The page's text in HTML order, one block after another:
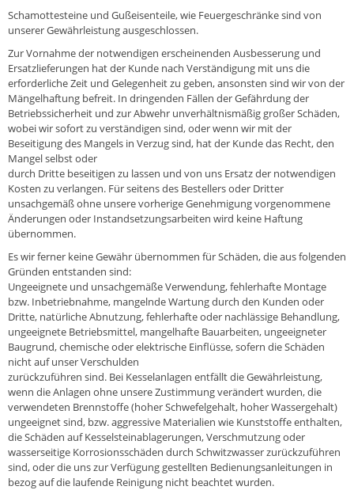
Schamottesteine und Gußeisenteile, wie Feuergeschränke sind von
unserer Gewährleistung ausgeschlossen.
Zur Vornahme der notwendigen erscheinenden Ausbesserung und
Ersatzlieferungen hat der Kunde nach Verständigung mit uns die
erforderliche Zeit und Gelegenheit zu geben, ansonsten sind wir von der
Mängelhaftung befreit. In dringenden Fällen der Gefährdung der
Betriebssicherheit und zur Abwehr unverhältnismäßig großer Schäden,
wobei wir sofort zu verständigen sind, oder wenn wir mit der
Beseitigung des Mangels in Verzug sind, hat der Kunde das Recht, den
Mangel selbst oder
durch Dritte beseitigen zu lassen und von uns Ersatz der notwendigen
Kosten zu verlangen. Für seitens des Bestellers oder Dritter
unsachgemäß ohne unsere vorherige Genehmigung vorgenommene
Änderungen oder Instandsetzungsarbeiten wird keine Haftung
übernommen.
Es wir ferner keine Gewähr übernommen für Schäden, die aus folgenden
Gründen entstanden sind:
Ungeeignete und unsachgemäße Verwendung, fehlerhafte Montage
bzw. Inbetriebnahme, mangelnde Wartung durch den Kunden oder
Dritte, natürliche Abnutzung, fehlerhafte oder nachlässige Behandlung,
ungeeignete Betriebsmittel, mangelhafte Bauarbeiten, ungeeigneter
Baugrund, chemische oder elektrische Einflüsse, sofern die Schäden
nicht auf unser Verschulden
zurückzuführen sind. Bei Kesselanlagen entfällt die Gewährleistung,
wenn die Anlagen ohne unsere Zustimmung verändert wurden, die
verwendeten Brennstoffe (hoher Schwefelgehalt, hoher Wassergehalt)
ungeeignet sind, bzw. aggressive Materialien wie Kunststoffe enthalten,
die Schäden auf Kesselsteinablagerungen, Verschmutzung oder
wasserseitige Korrosionsschäden durch Schwitzwasser zurückzuführen
sind, oder die uns zur Verfügung gestellten Bedienungsanleitungen in
bezog auf die laufende Reinigung nicht beachtet wurden.